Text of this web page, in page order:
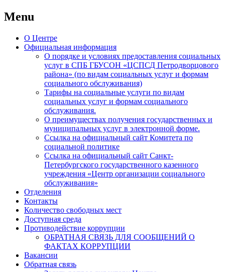
Menu
Skip
О Центре
Официальная информация
О порядке и условиях предоставления социальных
услуг в СПБ ГБУСОН «ЦСПСД Петродворцового
района» (по видам социальных услуг и формам
социального обслуживания)
Тарифы на социальные услуги по видам
социальных услуг и формам социального
обслуживания.
О преимуществах получения государственных и
муниципальных услуг в электронной форме.
Ссылка на официальный сайт Комитета по
социальной политике
Ссылка на официальный сайт Санкт-
Петербургского государственного казенного
учреждения «Центр организации социального
обслуживания»
Отделения
Контакты
Количество свободных мест
Доступная среда
Противодействие коррупции
ОБРАТНАЯ СВЯЗЬ ДЛЯ СООБЩЕНИЙ О
ФАКТАХ КОРРУПЦИИ
Вакансии
Обратная связь